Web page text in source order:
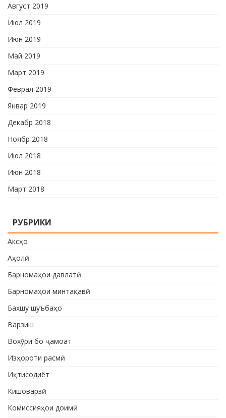
Август 2019
Июл 2019
Июн 2019
Май 2019
Март 2019
Феврал 2019
Январ 2019
Декабр 2018
Ноябр 2018
Июл 2018
Июн 2018
Март 2018
РУБРИКИ
Аксҳо
Аҳолӣ
Барномаҳои давлатӣ
Барномаҳои минтақавӣ
Бахшу шуъбаҳо
Варзиш
Вохӯри бо ҷамоат
Изҳороти расмӣ
Иқтисодиёт
Кишоварзӣ
Комиссияҳои доимӣ